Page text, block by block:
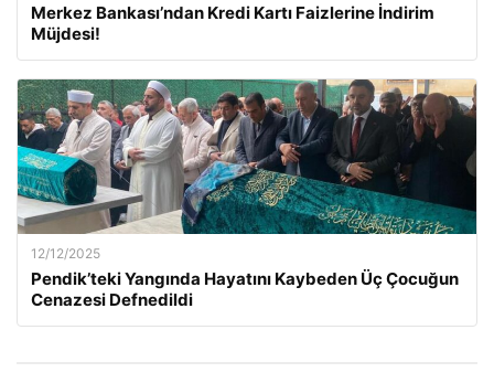
Merkez Bankası’ndan Kredi Kartı Faizlerine İndirim
Müjdesi!
12/12/2025
Pendik’teki Yangında Hayatını Kaybeden Üç Çocuğun
Cenazesi Defnedildi